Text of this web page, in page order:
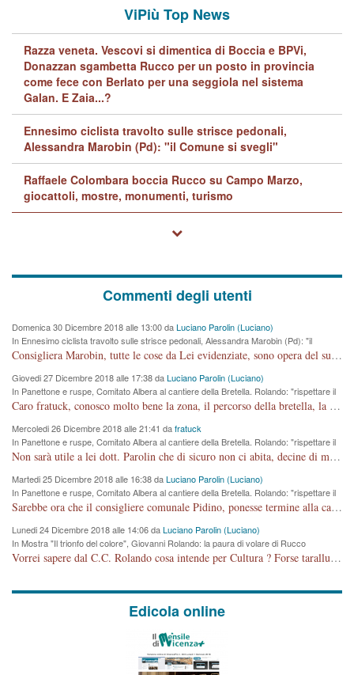
ViPiù Top News
Razza veneta. Vescovi si dimentica di Boccia e BPVi,
Donazzan sgambetta Rucco per un posto in provincia
come fece con Berlato per una seggiola nel sistema
Galan. E Zaia...?
Ennesimo ciclista travolto sulle strisce pedonali,
Alessandra Marobin (Pd): "il Comune si svegli"
Raffaele Colombara boccia Rucco su Campo Marzo,
giocattoli, mostre, monumenti, turismo
Commenti degli utenti
Domenica 30 Dicembre 2018 alle 13:00 daLuciano Parolin (Luciano)
In Ennesimo ciclista travolto sulle strisce pedonali, Alessandra Marobin (Pd): "il
Comune si svegli"
Consigliera Marobin, tutte le cose da Lei evidenziate, sono opera del suo ex Assessore e compagno di Partito Antonio Marco Dalla Pozza Assessore alla "progettazione" di piste ciclabili e altre porcherie. A lui manderei il conto da saldare per incidenti e danni alle persone. E' ora che "finiamola." Avete perso rassegnatevi. qui IL SINDACO RUCCO NON C'ENTRA PER NIENTE. CAPITO!!!!!!!! Amen.
Giovedi 27 Dicembre 2018 alle 17:38 daLuciano Parolin (Luciano)
In Panettone e ruspe, Comitato Albera al cantiere della Bretella. Rolando: "rispettare il
cronoprogramma"
Caro fratuck, conosco molto bene la zona, il percorso della bretella, la situazione dei cittadini, abito in Viale Trento. A partire dal 2003 ho partecipato al Comitato di Maddalene pro bretella, e a riunioni propositive per apportare modifiche al progetto. Numerose mie foto del territorio sono arrivate a Roma, altri miei interventi (non graditi dalla Sx) sono stati pubblicati dal GdV, assieme ad altri come Ciro Asproso, ora favorevole alla bretella. Ho partecipato alla raccolta firme per la chiusura della strada x 5 giorni eseguita dal Sindaco Hullwech per sforamento 180 Micro/g. Pertanto come impegno per la tematica sono apposto con la coscienza. Ora il Progetto è partito, fine! Voglio dire che la nuova Giunta "comunale" non c'entra più. L'opera sarà "malauguratamente" eseguita, ma non con il mio placet. Il Consigliere Comunale dovrebbe capire che la campagna elettorale è finita, con buona pace di tutti. Quello che invece dovrebbe interessare è la proprietà della strada, dall'uscita autostradale Ovest, sino alla Rotatoria dell'Albara, vi sono tre possessori: Autostrade SpA; La Provincia, il Comune. Come la mettiamo per il futuro ? I costi, da 50 sono saliti a 100 milioni di € come dire 20 milioni a KM (!) da non credere. Comunque si farà. Ma nessuno canti Vittoria, anzi meglio non farne un ulteriore fatto "partitico" per questioni elettorali o di seggio. Se mi manda la sua mail, sono disponibile ad inviare i documenti e le foto sopra descritte. Con ossequi, Luciano Parolin
Mercoledi 26 Dicembre 2018 alle 21:41 dafratuck
In Panettone e ruspe, Comitato Albera al cantiere della Bretella. Rolando: "rispettare il
cronoprogramma"
Non sarà utile a lei dott. Parolin che di sicuro non ci abita, decine di migliaia di TIR, automobili e padroncini che passano quotidianamente per una strada appena rotabile, non è più possibile stendere i panni, attraversare la strada senza rischiare la morte, le case stanno crepando, i tempi sono cambiati e la bretella non passerà assolutamente per maddalene (ma cosa sta a dire?!), dia invece responsabilità a chi ha costruito tagliando la strada che doveva invece terminare a isola vicentina e non al moracchino lasciando Motta di Costabissara ancora in panne di traffico. I tempi sono cambiati dottore e se l'anagrafe della vita stagna nell'essere umano impressioni conservatrici, la società non le considera perchè va avanti, si industrializza e ha bisogno di infrastrutture e di sviluppo. Ultima considerazione, se è geloso di Rolando perchè vede in lui solo campagne politiche mentre si difendono i SOLI diritti dei cittadini, la preghiamo faccia considerazioni più appropriate. Saluti e complimenti per i suoi scritti.
Martedi 25 Dicembre 2018 alle 16:38 daLuciano Parolin (Luciano)
In Panettone e ruspe, Comitato Albera al cantiere della Bretella. Rolando: "rispettare il
cronoprogramma"
Sarebbe ora che il consigliere comunale Pidino, ponesse termine alla campagna elettorale nel territorio del suo seggio Villaggio del Sole. La tiraca è iniziata, distruggerà 6 km di prateria ovest della città, ricca di fonti e sorgenti d'acqua. I cittadini di Maddalene non avranno più Pace la notte. Molta colpa per la costruzione di questa Strada è proprio del signor Rolando,dei suoi gazebo mobili e che vuol far passare questa opera VANDALICA come progetto "utile" a chi ? Non è cosa seria sig. Rolando!
Lunedi 24 Dicembre 2018 alle 14:06 daLuciano Parolin (Luciano)
In Mostra "Il trionfo del colore", Giovanni Rolando: la paura di volare di Rucco
Vorrei sapere dal C.C. Rolando cosa intende per Cultura ? Forse tarallucci, vino e sagre, o spaghetti tricolori del PD ? Il continuo (s)parlare della mostra a Palazzo Chiericati caro consigliere DANNEGGIA FORTEMENTE l'immagine della città TUTTA e fa deviare i consensi che in RUSSIA (badi bene ex U.R.S.S.) sono ECCELLENTI. A livello artistico l'evento è di alta Valenza culturale, COMPITO di Tutta la Cittadinanza fare il possibile per propagandare l'iniziativa senza farne UN CASO PARTITICO come fa Lei da sempre. Meno Gazebo + Partecipazione! E così sia. Amen.
Edicola online